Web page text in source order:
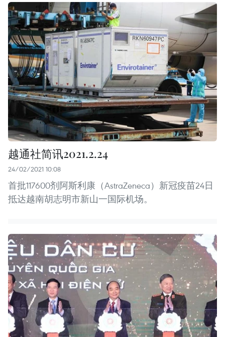
越通社简讯2021.2.24
24/02/2021 10:08
首批117600剂阿斯利康（AstraZeneca）新冠疫苗24日
抵达越南胡志明市新山一国际机场。